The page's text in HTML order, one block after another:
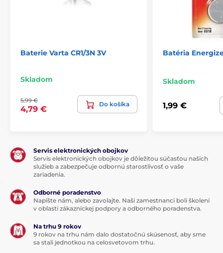
Baterie Varta CR1/3N 3V
Skladom
5,99 €
4,79 €
Do košíka
Batéria
Skladom
1,99 €
Servis elektronických obojkov
Servis elektronických obojkov je dôležitou súčasťou našich
služieb a zabezpečuje odbornú starostlivosť o vaše
zariadenia.
Odborné poradenstvo
Napíšte nám, alebo zavolajte. Naši zamestnanci boli školení
v oblasti zákazníckej podpory a odborného poradenstva.
Na trhu 9 rokov
9 rokov na trhu nám dalo dostatočnú skúsenosť, aby sme
sa stali jednotkou na celosvetovom trhu.